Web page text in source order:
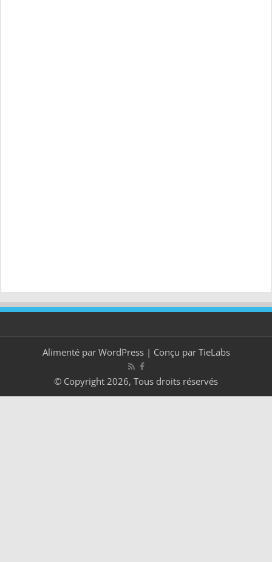
Alimenté par WordPress| Conçu par TieLabs
© Copyright 2026, Tous droits réservés